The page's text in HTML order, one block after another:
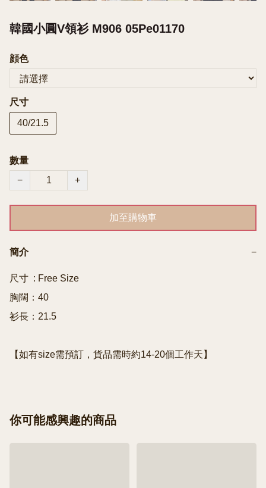
韓國小圓V領衫 M906 05Pe01170
顔色
尺寸
40/21.5
數量
−
+
加至購物車
簡介 −
尺寸  : Free Size
胸闊：40
衫長：21.5
【如有size需預訂，貨品需時約14-20個工作天】
你可能感興趣的商品